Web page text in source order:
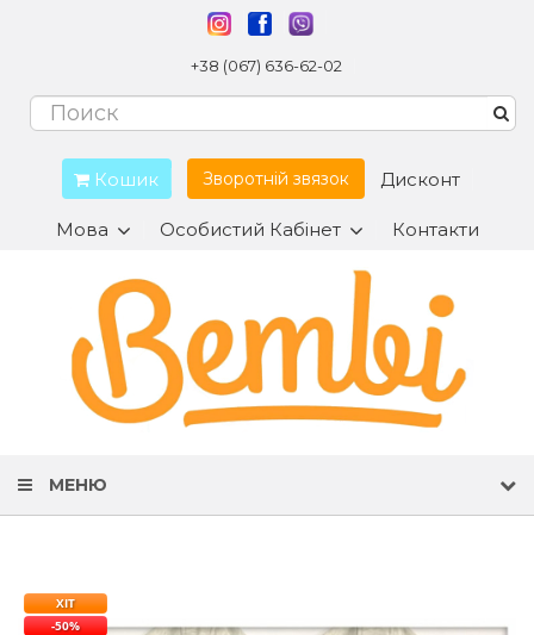
+38 (067) 636-62-02
Кошик Зворотній звязок Дисконт
Мова Особистий Кабінет Контакти
МЕНЮ
ХІТ
-50%